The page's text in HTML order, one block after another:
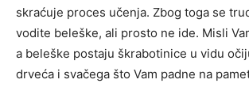
skraćuje proces učenja. Zbog toga se
vodite beleške, ali prosto ne ide. Misli
a beleške postaju škrabotinice u vidu
drveća i svačega što Vam padne na